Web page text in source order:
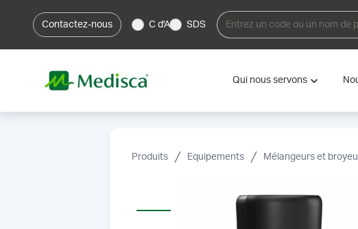
Contactez-nous C d'A SDS
Qui nous servons
Produits Equipements Mélangeurs et